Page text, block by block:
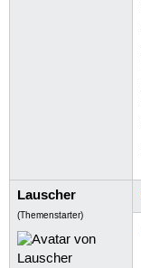
Lauscher
(Themenstarter)